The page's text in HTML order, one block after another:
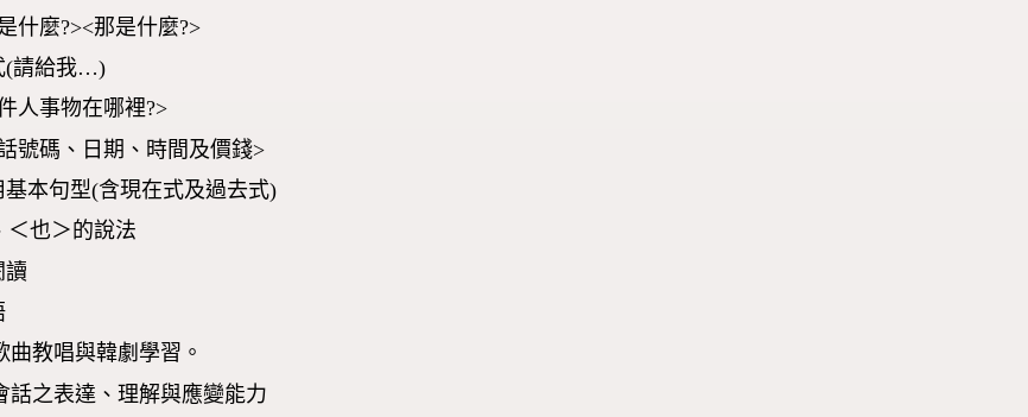
什麼?><那是什麼?>
(請給我…)
人事物在哪裡?>
號碼、日期、時間及價錢>
本句型(含現在式及過去式)
＜也＞的說法
讀
曲教唱與韓劇學習。
話之表達、理解與應變能力